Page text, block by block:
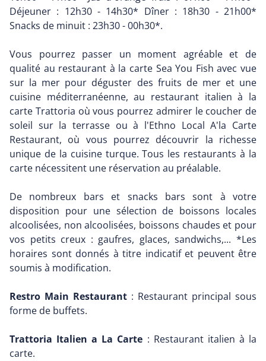
Déjeuner : 12h30 - 14h30* Dîner : 18h30 - 21h00*
Snacks de minuit : 23h30 - 00h30*.
Vous pourrez passer un moment agréable et de
qualité au restaurant à la carte Sea You Fish avec vue
sur la mer pour déguster des fruits de mer et une
cuisine méditerranéenne, au restaurant italien à la
carte Trattoria où vous pourrez admirer le coucher de
soleil sur la terrasse ou à l'Ethno Local A'la Carte
Restaurant, où vous pourrez découvrir la richesse
unique de la cuisine turque. Tous les restaurants à la
carte nécessitent une réservation au préalable.
De nombreux bars et snacks bars sont à votre
disposition pour une sélection de boissons locales
alcoolisées, non alcoolisées, boissons chaudes et pour
vos petits creux : gaufres, glaces, sandwichs,... *Les
horaires sont donnés à titre indicatif et peuvent être
soumis à modification.
Restro Main Restaurant : Restaurant principal sous
forme de buffets.
Trattoria Italien a La Carte : Restaurant italien à la
carte.